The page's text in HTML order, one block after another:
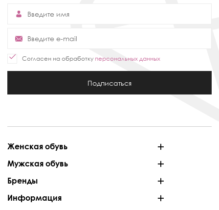
Согласен на обработку персональных данных
Подписаться
Женская обувь
Мужская обувь
Бренды
Информация